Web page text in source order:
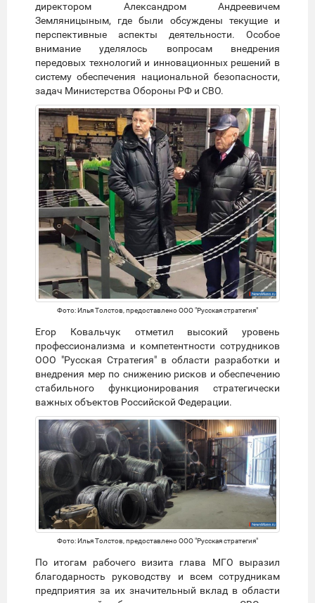
директором Александром Андреевичем
Земляницыным, где были обсуждены текущие и
перспективные аспекты деятельности. Особое
внимание уделялось вопросам внедрения
передовых технологий и инновационных решений в
систему обеспечения национальной безопасности,
задач Министерства Обороны РФ и СВО.
Фото: Илья Толстов, предоставлено ООО "Русская стратегия"
Егор Ковальчук отметил высокий уровень
профессионализма и компетентности сотрудников
ООО "Русская Стратегия" в области разработки и
внедрения мер по снижению рисков и обеспечению
стабильного функционирования стратегически
важных объектов Российской Федерации.
Фото: Илья Толстов, предоставлено ООО "Русская стратегия"
По итогам рабочего визита глава МГО выразил
благодарность руководству и всем сотрудникам
предприятия за их значительный вклад в области